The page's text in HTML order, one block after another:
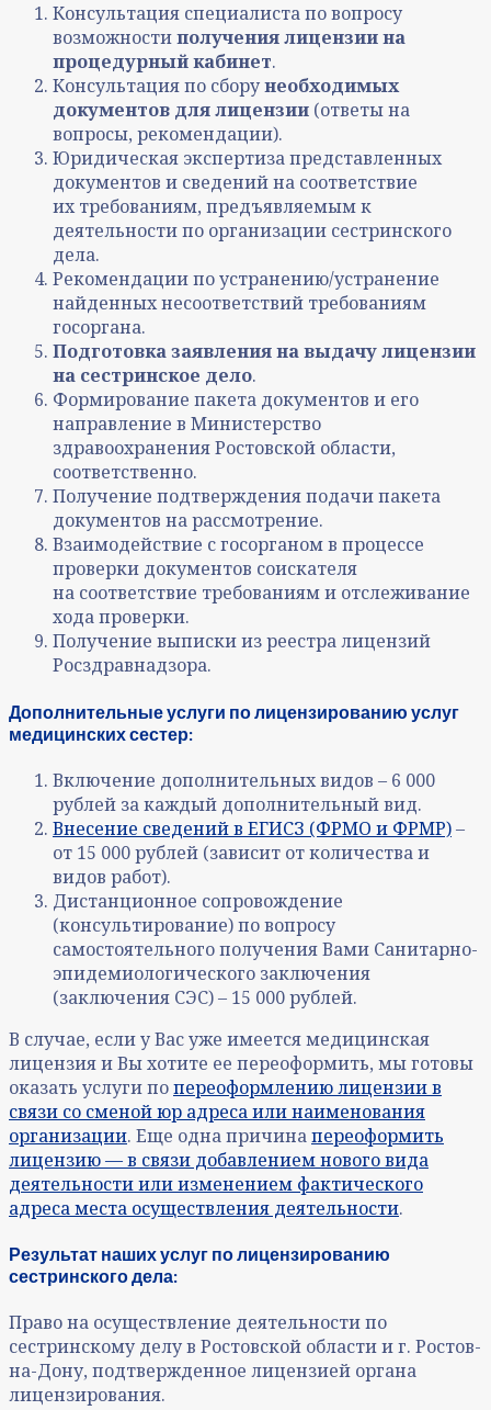
Консультация специалиста по вопросу
возможностиполучения лицензии на
процедурный кабинет.
Консультация по сборунеобходимых
документов для лицензии (ответы на
вопросы, рекомендации).
Юридическая экспертиза представленных
документов и сведений на соответствие
их требованиям, предъявляемым к
деятельности по организации сестринского
дела.
Рекомендации по устранению/устранение
найденных несоответствий требованиям
госоргана.
Подготовка заявления на выдачу лицензии
на сестринское дело.
Формирование пакета документов и его
направление в Министерство
здравоохранения Ростовской области,
соответственно.
Получение подтверждения подачи пакета
документов на рассмотрение.
Взаимодействие с госорганом в процессе
проверки документов соискателя
на соответствие требованиям и отслеживание
хода проверки.
Получение выписки из реестра лицензий
Росздравнадзора.
Дополнительные услуги по лицензированию услуг
медицинских сестер:
Включение дополнительных видов – 6 000
рублей за каждый дополнительный вид.
Внесение сведений в ЕГИСЗ (ФРМО и ФРМР)–
от 15 000 рублей (зависит от количества и
видов работ).
Дистанционное сопровождение
(консультирование) по вопросу
самостоятельного получения Вами Санитарно-
эпидемиологического заключения
(заключения СЭС) – 15 000 рублей.
В случае, если у Вас уже имеется медицинская
лицензия и Вы хотите ее переоформить, мы готовы
оказать услуги попереоформлению лицензии в
связи со сменой юр адреса или наименования
организации. Еще одна причинапереоформить
лицензию — в связи добавлением нового вида
деятельности или изменением фактического
адреса места осуществления деятельности.
Результат наших услуг по лицензированию
сестринского дела:
Право на осуществление деятельности по
сестринскому делу в Ростовской области и г. Ростов-
на-Дону, подтвержденное лицензией органа
лицензирования.